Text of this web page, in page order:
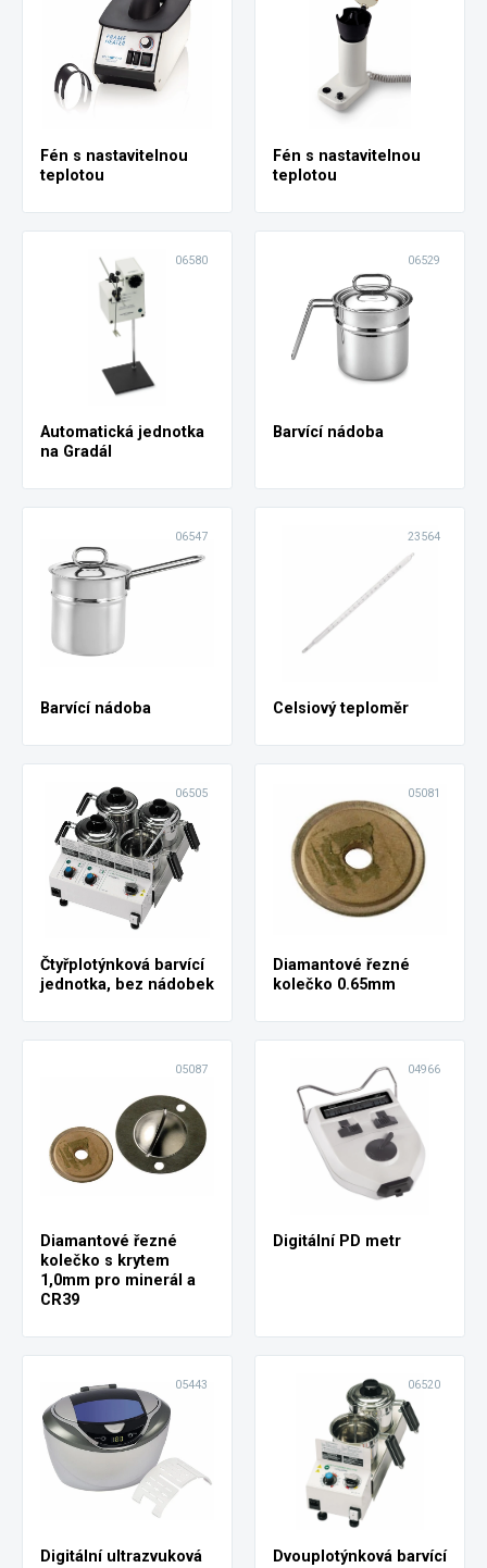
Fén s nastavitelnou
teplotou
Fén s nastavitelnou
teplotou
06580
Automatická jednotka
na Gradál
06529
Barvící nádoba
06547
Barvící nádoba
23564
Celsiový teploměr
06505
Čtyřplotýnková barvící
jednotka, bez nádobek
05081
Diamantové řezné
kolečko 0.65mm
05087
Diamantové řezné
kolečko s krytem
1,0mm pro minerál a
CR39
04966
Digitální PD metr
05443
Digitální ultrazvuková
06520
Dvouplotýnková barvící